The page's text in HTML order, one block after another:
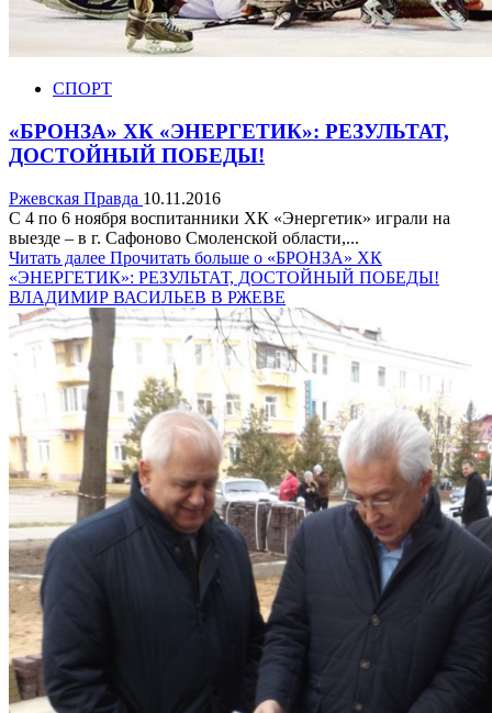
СПОРТ
«БРОНЗА» ХК «ЭНЕРГЕТИК»: РЕЗУЛЬТАТ,
ДОСТОЙНЫЙ ПОБЕДЫ!
Ржевская Правда 10.11.2016
С 4 по 6 ноября воспитанники ХК «Энергетик» играли на
выезде – в г. Сафоново Смоленской области,...
Читать далее Прочитать больше о «БРОНЗА» ХК
«ЭНЕРГЕТИК»: РЕЗУЛЬТАТ, ДОСТОЙНЫЙ ПОБЕДЫ!
ВЛАДИМИР ВАСИЛЬЕВ В РЖЕВЕ